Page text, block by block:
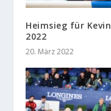
Heimsieg für
2022
20. März 2022